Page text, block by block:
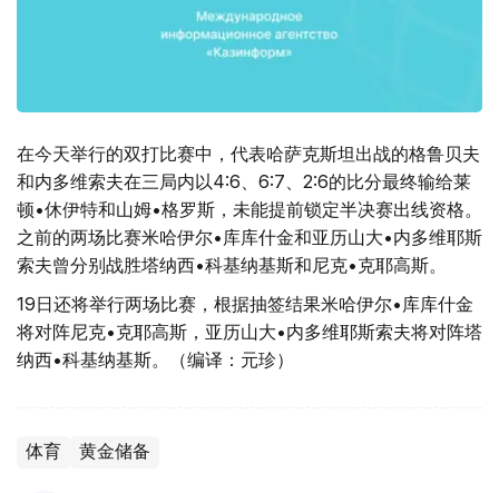
在今天举行的双打比赛中，代表哈萨克斯坦出战的格鲁贝夫
和内多维索夫在三局内以4:6、6:7、2:6的比分最终输给莱
顿•休伊特和山姆•格罗斯，未能提前锁定半决赛出线资格。
之前的两场比赛米哈伊尔•库库什金和亚历山大•内多维耶斯
索夫曾分别战胜塔纳西•科基纳基斯和尼克•克耶高斯。
19日还将举行两场比赛，根据抽签结果米哈伊尔•库库什金
将对阵尼克•克耶高斯，亚历山大•内多维耶斯索夫将对阵塔
纳西•科基纳基斯。（编译：元珍）
体育 黄金储备